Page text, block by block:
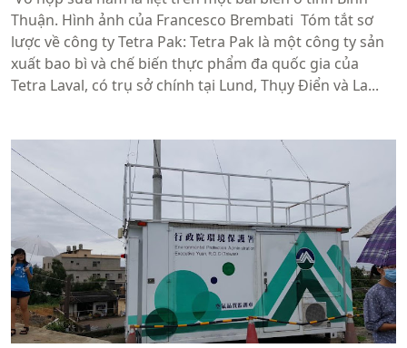
Thuận. Hình ảnh của Francesco Brembati Tóm tắt sơ
lược về công ty Tetra Pak: Tetra Pak là một công ty sản
xuất bao bì và chế biến thực phẩm đa quốc gia của
Tetra Laval, có trụ sở chính tại Lund, Thụy Điển và La...